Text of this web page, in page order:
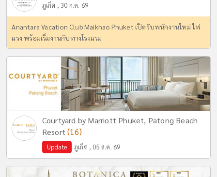
ภูเก็ต , 30 ก.ค. 69
Anantara Vacation Club Maikhao Phuket เปิดรับพนักงานใหม่ ไฟ
แรง พร้อมเริ่มงานกับทางโรงแรม
Courtyard by Marriott Phuket, Patong Beach
Resort(16)
Update ภูเก็ต , 05 ส.ค. 69